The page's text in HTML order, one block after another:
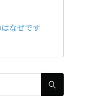
なぜです